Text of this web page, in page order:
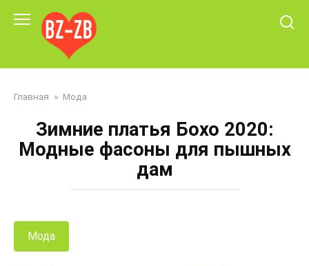
контенту
Главная » Мода
Зимние платья Бохо 2020:
Модные фасоны для пышных
дам
Мода